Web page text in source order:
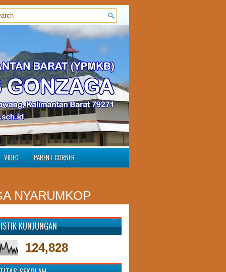
VIDEO PARENT CORNER
KUNJUNGAN
124,828